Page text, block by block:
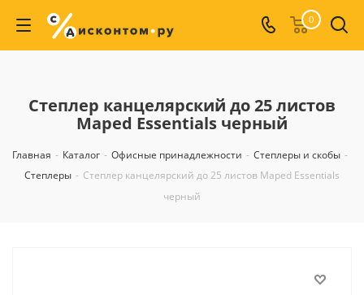
0
Степлер канцелярский до 25 листов
Maped Essentials черный
Главная - Каталог - Офисные принадлежности - Степлеры и скобы -
Степлеры - Степлер канцелярский до 25 листов Maped Essentials
черный